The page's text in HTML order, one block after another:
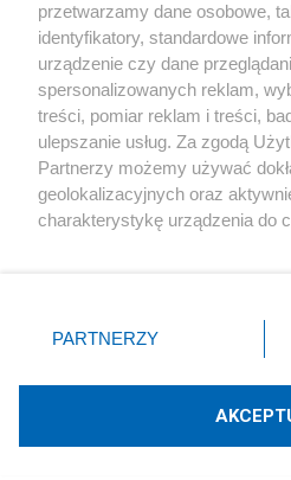
Kultura
X Facebook
Technologię
przetwarzamy dane osobowe,
identyfikatory, standardowe
urządzenie czy dane
spersonalizowanych reklam,
treści, pomiar reklam i treści,
ulepszanie usług. Za zgodą
Partnerzy możemy używać
geolokalizacyjnych oraz
charakterystykę urządzenia do
zmienić/wycofać klikając
znajdujący się w lewym dolnym
rodzaje przetwarzania danych
użytkownika, ale masz prawo
PARTNERZY